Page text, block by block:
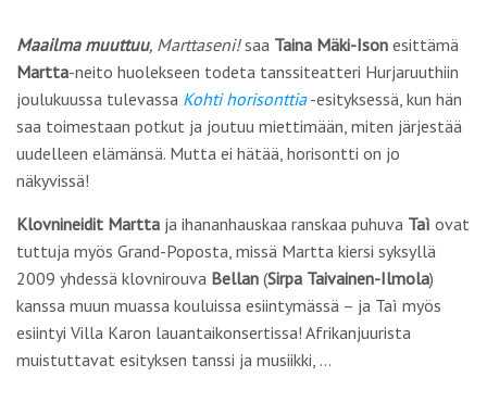
Maailma muuttuu, Marttaseni!saa Taina Mäki-Ison esittämä
Martta-neito huolekseen todeta tanssiteatteri Hurjaruuthiin
joulukuussa tulevassa Kohti horisonttia-esityksessä, kun hän
saa toimestaan potkut ja joutuu miettimään, miten järjestää
uudelleen elämänsä. Mutta ei hätää, horisontti on jo
näkyvissä!
Klovnineidit Martta ja ihananhauskaa ranskaa puhuva Taì ovat
tuttuja myös Grand-Poposta, missä Martta kiersi syksyllä
2009 yhdessä klovnirouva Bellan (Sirpa Taivainen-Ilmola)
kanssa muun muassa kouluissa esiintymässä – ja Taì myös
esiintyi Villa Karon lauantaikonsertissa! Afrikanjuurista
muistuttavat esityksen tanssi ja musiikki, …